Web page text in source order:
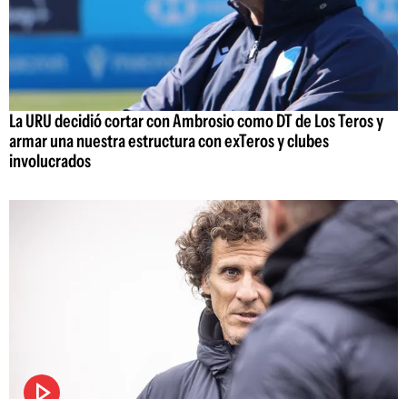
La URU decidió cortar con Ambrosio como DT de Los Teros y
armar una nuestra estructura con exTeros y clubes
involucrados